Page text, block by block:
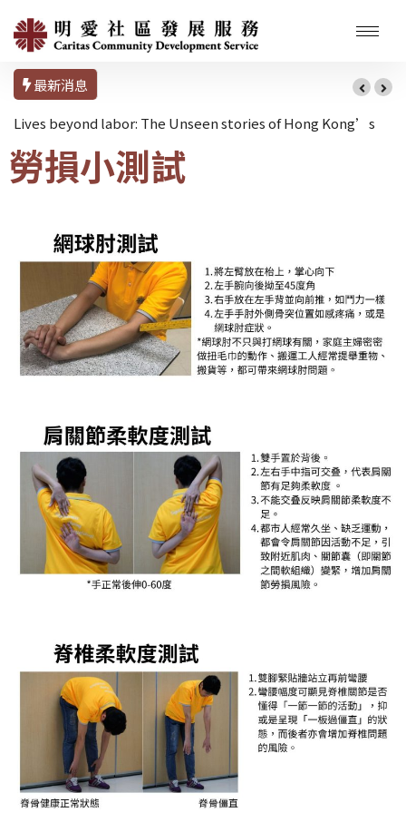
最新消息
Lives beyond labor: The Unseen stories of Hong Kong’s
Domestic Workers
勞損小測試